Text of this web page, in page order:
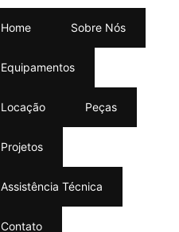
Home Sobre Nós
Equipamentos
Locação Peças
Projetos
Assistência Técnica
Contato